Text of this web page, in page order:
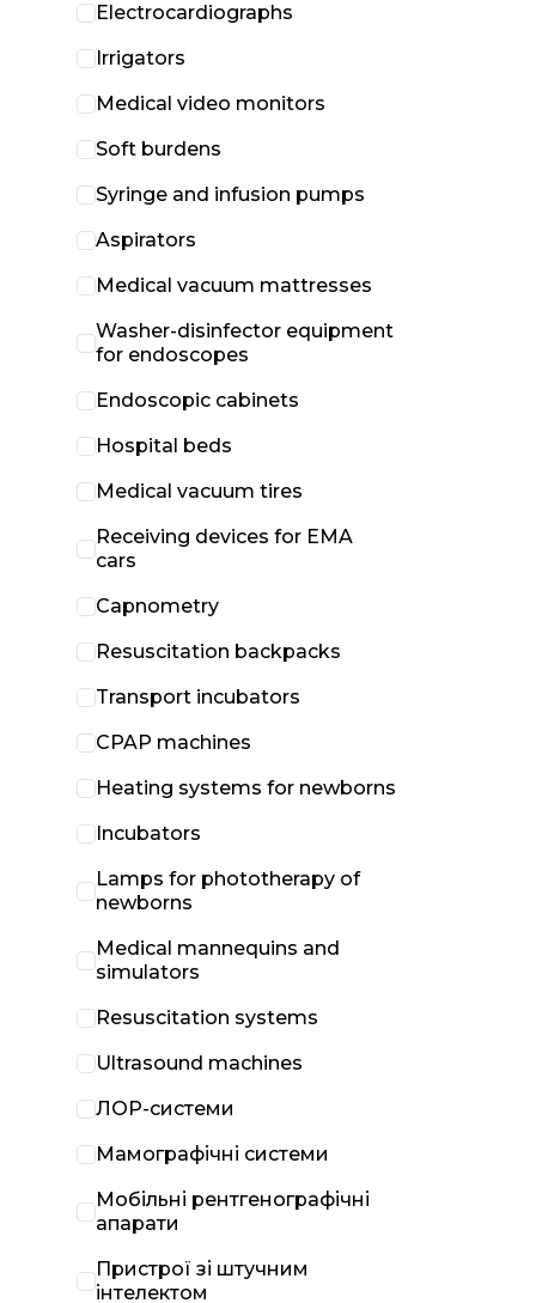
Electrocardiographs
Irrigators
Medical video monitors
Soft burdens
Syringe and infusion pumps
Aspirators
Medical vacuum mattresses
Washer-disinfector equipment
for endoscopes
Endoscopic cabinets
Hospital beds
Medical vacuum tires
Receiving devices for EMA
cars
Capnometry
Resuscitation backpacks
Transport incubators
CPAP machines
Heating systems for newborns
Incubators
Lamps for phototherapy of
newborns
Medical mannequins and
simulators
Resuscitation systems
Ultrasound machines
ЛОР-системи
Мамографічні системи
Мобільні рентгенографічні
апарати
Пристрої зі штучним
інтелектом